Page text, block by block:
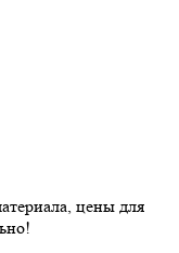
цены для